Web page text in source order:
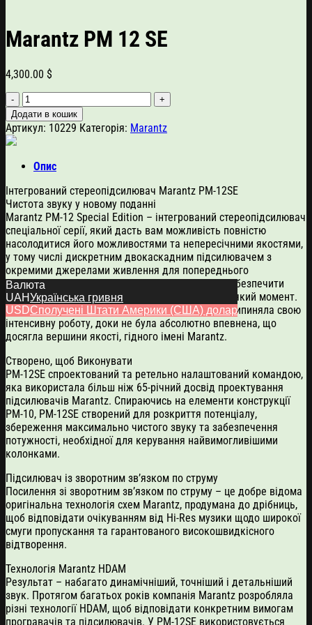
Marantz PM 12 SE
4,300.00 $
Marantz
PM
12
Додати в кошик
Артикул: 10229 Категорія: Marantz
Опис
Інтегрований стереопідсилювач Marantz PM-12SE
Чистота звуку у новому поданні
Marantz PM-12 Special Edition – інтегрований стереопідсилювач
спеціальної серії, який дасть вам можливість повністю
насолодитися його можливостями та непересічними якостями,
у тому числі дискретним двокаскадним підсилювачем з
окремими джерелами живлення для попереднього
підсилювача та підсилювача потужності, щоб забезпечити
чистоту сигналу та виняткову якість звуку будь-який момент.
Команда майстрів звуку в Японії та Європі не припиняла свою
інтенсивну роботу, доки не була абсолютно впевнена, що
досягла вершини якості, гідного імені Marantz.
Створено, щоб Виконувати
PM-12SE спроектований та ретельно налаштований командою,
яка використала більш ніж 65-річний досвід проектування
підсилювачів Marantz. Спираючись на елементи конструкції
PM-10, PM-12SE створений для розкриття потенціалу,
збереження максимально чистого звуку та забезпечення
потужності, необхідної для керування найвимогливішими
колонками.
Підсилювач із зворотним зв’язком по струму
Посилення зі зворотним зв’язком по струму – це добре відома
оригінальна технологія схем Marantz, продумана до дрібниць,
щоб відповідати очікуванням від Hi-Res музики щодо широкої
смуги пропускання та гарантованого високошвидкісного
відтворення.
Технологія Marantz HDAM
Результат – набагато динамічніший, точніший і детальніший
звук. Протягом багатьох років компанія Marantz розробляла
різні технології HDAM, щоб відповідати конкретним вимогам
програвачів та підсилювачів. У PM-12SE використовується
Валюта
UAHУкраїнська гривня
USDСполучені Штати Америки (США) долар